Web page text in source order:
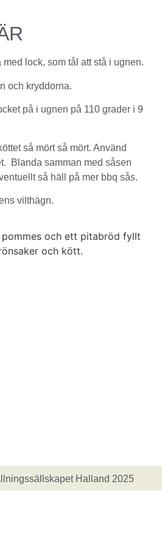
med lock, som tål att stå i ugnen.
och kryddorna.
på i ugnen på 110 grader i 9
så mört så mört. Använd
Blanda samman med såsen
så häll på mer bbq sås.
vilthägn.
Halland 2025